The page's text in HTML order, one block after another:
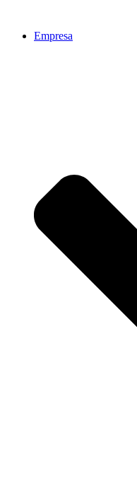
contenidoEmpresa